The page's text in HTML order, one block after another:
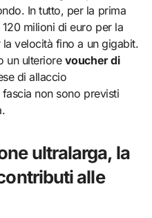
In tutto, per la prima
milioni di euro per la
velocità fino a un gigabit.
un ulteriore voucher di
di allaccio
non sono previsti
ultralarga, la
alle